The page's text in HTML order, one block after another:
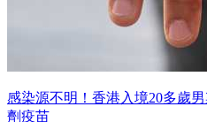
感染源不明！香港入境20多歲
劑疫苗